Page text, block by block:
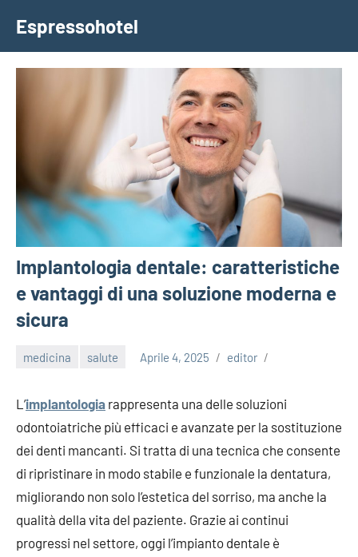
contenuto
Espressohotel
Dove
le
Implantologia dentale: caratteristiche
e vantaggi di una soluzione moderna e
sicura
medicina salute Aprile 4, 2025 editor
L’implantologia rappresenta una delle soluzioni
odontoiatriche più efficaci e avanzate per la sostituzione
dei denti mancanti. Si tratta di una tecnica che consente
di ripristinare in modo stabile e funzionale la dentatura,
migliorando non solo l’estetica del sorriso, ma anche la
qualità della vita del paziente. Grazie ai continui
progressi nel settore, oggi l’impianto dentale è